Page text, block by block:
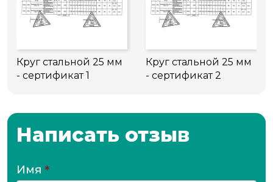
Круг стальной 25 мм
- сертификат 1
Круг стальной 25 мм
- сертификат 2
Написать отзыв
Имя *